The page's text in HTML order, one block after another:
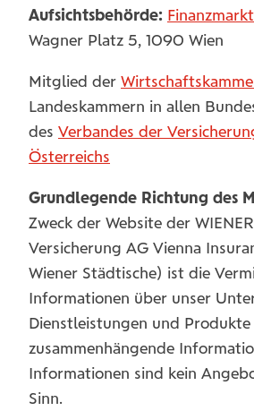
Aufsichtsbehörde:
Wagner Platz 5, 1090 Wien
Mitglied der
Landeskammern in allen
des Verbandes der
Österreichs
Grundlegende Richtung des
Zweck der Website der WIENER
Versicherung AG Vienna
Wiener Städtische) ist die
Informationen über unser
Dienstleistungen und
zusammenhängende
Informationen sind kein
Sinn.